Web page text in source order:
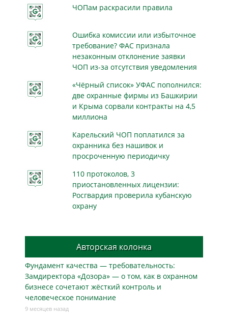
ЧОПам раскрасили правила
Ошибка комиссии или избыточное
требование? ФАС признала
незаконным отклонение заявки
ЧОП из-за отсутствия уведомления
«Чёрный список» УФАС пополнился:
две охранные фирмы из Башкирии
и Крыма сорвали контракты на 4,5
миллиона
Карельский ЧОП поплатился за
охранника без нашивок и
просроченную периодичку
110 протоколов, 3
приостановленных лицензии:
Росгвардия проверила кубанскую
охрану
Авторская колонка
Фундамент качества — требовательность:
Замдиректора «Дозора» — о том, как в охранном
бизнесe сочетают жёсткий контроль и
человеческое понимание
9 месяцев назад